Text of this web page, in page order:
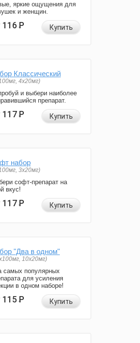
яркие ощущения для
и женщин.
116Р Купить
Классический
4x20мг)
и выбери наиболее
препарат.
117Р Купить
набор
3x20мг)
софт-препарат на
вкус!
117Р Купить
"Два в одном"
10x20мг)
самых популярных
для усиления
в одном наборе!
115Р Купить